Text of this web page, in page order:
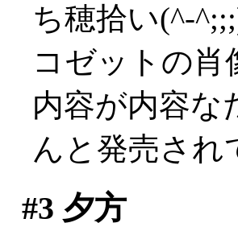
ち穂拾い(^-
コゼットの肖
内容が内容な
んと発売され
#3 夕方